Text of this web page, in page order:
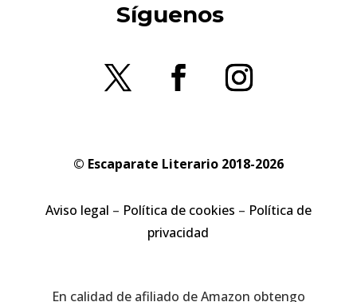
Síguenos
© Escaparate Literario 2018-2026
Aviso legal – Política de cookies – Política de
privacidad
En calidad de afiliado de Amazon obtengo